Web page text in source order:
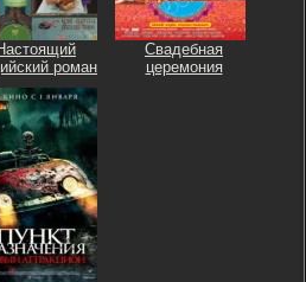
роман
Свадебная
церемония